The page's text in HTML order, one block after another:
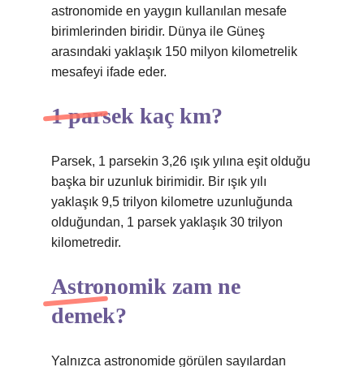
astronomide en yaygın kullanılan mesafe
birimlerinden biridir. Dünya ile Güneş
arasındaki yaklaşık 150 milyon kilometrelik
mesafeyi ifade eder.
1 parsek kaç km?
Parsek, 1 parsekin 3,26 ışık yılına eşit olduğu
başka bir uzunluk birimidir. Bir ışık yılı
yaklaşık 9,5 trilyon kilometre uzunluğunda
olduğundan, 1 parsek yaklaşık 30 trilyon
kilometredir.
Astronomik zam ne
demek?
Yalnızca astronomide görülen sayılardan